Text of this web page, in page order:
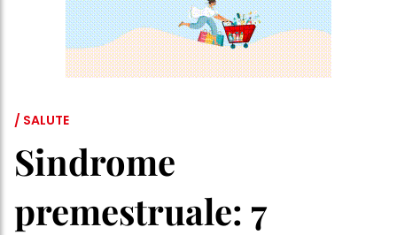
/ SALUTE
Sindrome
premestruale: 7